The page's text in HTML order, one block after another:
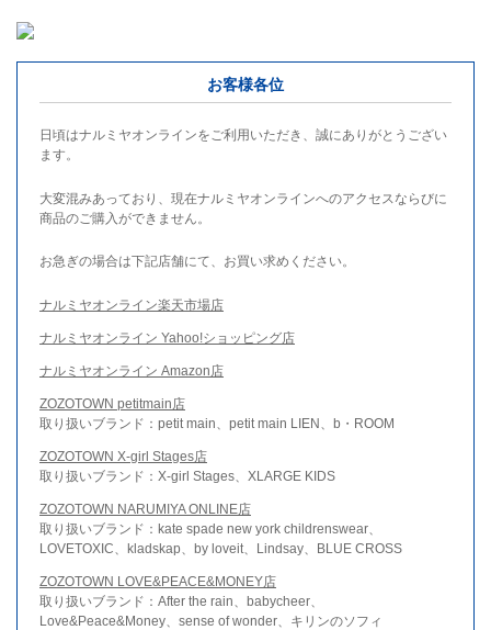
お客様各位
日頃はナルミヤオンラインをご利用いただき、誠にありがとうござい
ます。
大変混みあっており、現在ナルミヤオンラインへのアクセスならびに
商品のご購入ができません。
お急ぎの場合は下記店舗にて、お買い求めください。
ナルミヤオンライン楽天市場店
ナルミヤオンライン Yahoo!ショッピング店
ナルミヤオンライン Amazon店
ZOZOTOWN petitmain店
取り扱いブランド：petit main、petit main LIEN、b・ROOM
ZOZOTOWN X-girl Stages店
取り扱いブランド：X-girl Stages、XLARGE KIDS
ZOZOTOWN NARUMIYA ONLINE店
取り扱いブランド：kate spade new york childrenswear、
LOVETOXIC、kladskap、by loveit、Lindsay、BLUE CROSS
ZOZOTOWN LOVE&PEACE&MONEY店
取り扱いブランド：After the rain、babycheer、
Love&Peace&Money、sense of wonder、キリンのソフィ